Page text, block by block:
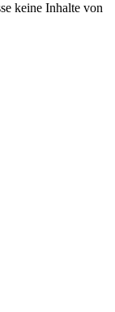
keine Inhalte von